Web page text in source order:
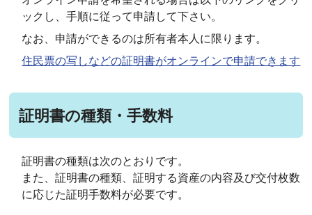
ックし、手順に従って申請して下さい。
なお、申請ができるのは所有者本人に限ります。
住民票の写しなどの証明書がオンラインで申請できます
証明書の種類・手数料
証明書の種類は次のとおりです。
また、証明書の種類、証明する資産の内容及び交付枚数
に応じた証明手数料が必要です。